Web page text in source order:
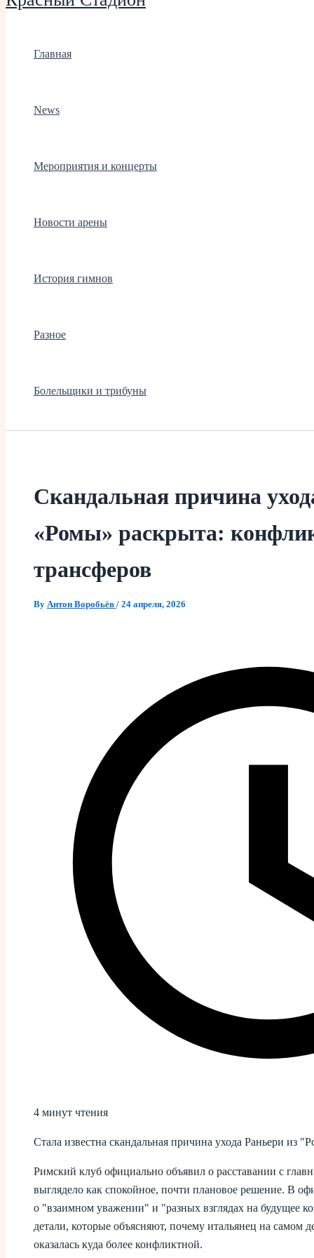
Главная
News
Мероприятия и концерты
Новости арены
История гимнов
Разное
Болельщики и трибуны
Скандальная причина
«Ромы» раскрыта:
трансферов
By Антон Воробьёв / 24 апреля, 2026
4 минут чтения
Стала известна скандальная причина ухода Раньери из
Римский клуб официально объявил о расставании с
выглядело как спокойное, почти плановое решение. В
о "взаимном уважении" и "разных взглядах на будущее
детали, которые объясняют, почему итальянец на самом
оказалась куда более конфликтной.